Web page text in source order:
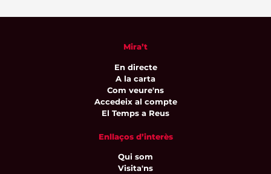
Mira’t
En directe
A la carta
Com veure'ns
Accedeix al compte
El Temps a Reus
Enllaços d’interès
Qui som
Visita'ns